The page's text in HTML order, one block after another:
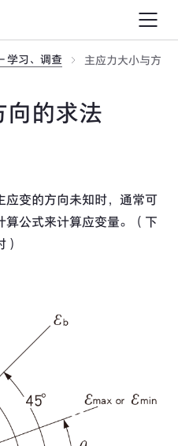
学习、调查 主应力大小与方向
向的求法
应变的方向未知时，通常可
算公式来计算应变量。（下